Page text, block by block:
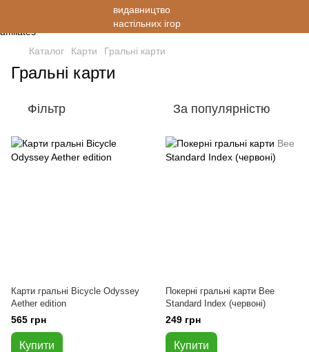
Каталог Карти Гральні карти
Гральні карти
Фільтр За популярністю
Карти гральні Bicycle Odyssey
Aether edition
565 грн
Купити
Покерні гральні карти Bee
Standard Index (червоні)
249 грн
Купити